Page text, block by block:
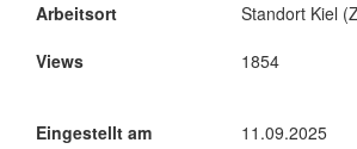
Arbeitsort
Views
Standort Kiel
1854
Eingestellt am 11.09.2025